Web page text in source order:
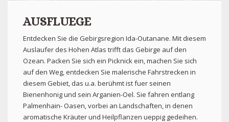
AUSFLUEGE
Entdecken Sie die Gebirgsregion Ida-Outanane. Mit diesem
Auslaufer des Hohen Atlas trifft das Gebirge auf den
Ozean. Packen Sie sich ein Picknick ein, machen Sie sich
auf den Weg, entdecken Sie malerische Fahrstrecken in
diesem Gebiet, das u.a. berühmt ist fuer seinen
Bienenhonig und sein Arganien-Oel. Sie fahren entlang
Palmenhain- Oasen, vorbei an Landschaften, in denen
aromatische Kräuter und Heilpflanzen ueppig gedeihen.